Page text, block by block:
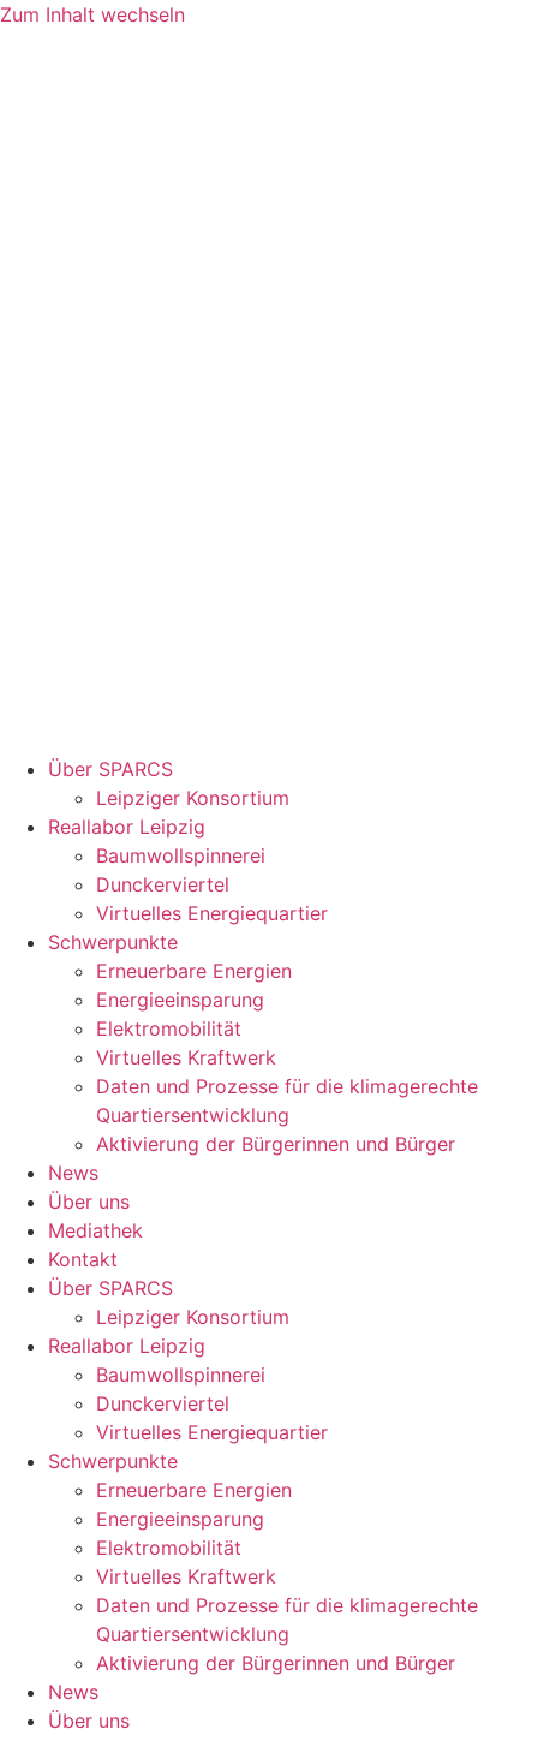
Zum Inhalt wechseln
Über SPARCS
Leipziger Konsortium
Reallabor Leipzig
Baumwollspinnerei
Dunckerviertel
Virtuelles Energiequartier
Schwerpunkte
Erneuerbare Energien
Energieeinsparung
Elektromobilität
Virtuelles Kraftwerk
Daten und Prozesse für die klimagerechte
Quartiersentwicklung
Aktivierung der Bürgerinnen und Bürger
News
Über uns
Mediathek
Kontakt
Über SPARCS
Leipziger Konsortium
Reallabor Leipzig
Baumwollspinnerei
Dunckerviertel
Virtuelles Energiequartier
Schwerpunkte
Erneuerbare Energien
Energieeinsparung
Elektromobilität
Virtuelles Kraftwerk
Daten und Prozesse für die klimagerechte
Quartiersentwicklung
Aktivierung der Bürgerinnen und Bürger
News
Über uns